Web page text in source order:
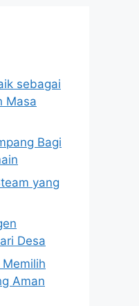
sebagai
Masa
Bagi
yang
Desa
Aman